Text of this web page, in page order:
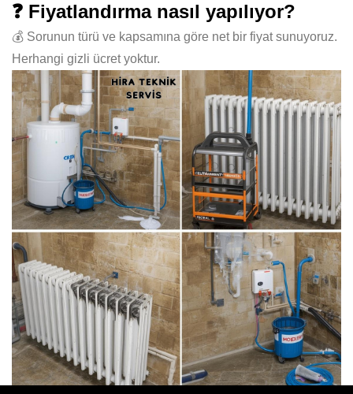
❓ Fiyatlandırma nasıl yapılıyor?
💰 Sorunun türü ve kapsamına göre net bir fiyat sunuyoruz.
Herhangi gizli ücret yoktur.